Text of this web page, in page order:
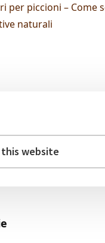
per piccioni – Come
naturali